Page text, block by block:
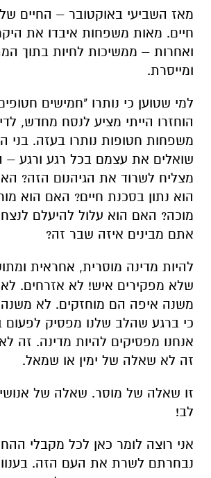
מאז השביעי באוקטובר – החיים
חיים. מאות משפחות איבדו את
ואחרות – ממשיכות לחיות בתוך
ומייסרת.
למי שטוען כי נותרו "חמישים
הוחזרו הייתי מציע לנסח מחדש,
משפחות חטופות נותרו בעזה. בני
שואלים את עצמם בכל רגע ורגע –
מצליח לשרוד את הגיהנום הזה?
הוא נתון בסכנת חיים? האם הוא
מוכה? האם הוא עלול להיעלם
אתם מבינים איזה שבר זה?
להיות מדינה מוסרית, אחראית
שלא מפקירים איש! לא אזרחים. לא
משנה איפה הם מוחזקים. לא משנה
כי ברגע שהלב שלנו מפסיק
אנחנו מפסיקים להיות מדינה. זה לא
זה לא שאלה של ימין או שמאל.
זו שאלה של מוסר. שאלה של
לב!
אני רוצה לומר כאן לכל מקבלי
נבחרתם לשרת את העם הזה.